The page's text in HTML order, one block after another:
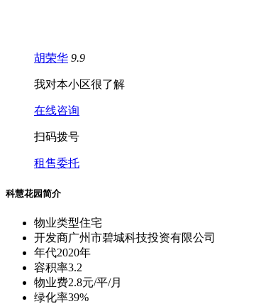
胡荣华 9.9
我对本小区很了解
在线咨询
扫码拨号
租售委托
科慧花园简介
物业类型住宅
开发商广州市碧城科技投资有限公司
年代2020年
容积率3.2
物业费2.8元/平/月
绿化率39%